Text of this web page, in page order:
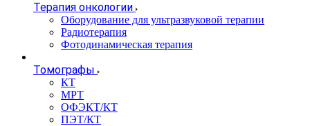
Терапия онкологии
Оборудование для ультразвуковой терапии
Радиотерапия
Фотодинамическая терапия
Томографы
КТ
МРТ
ОФЭКТ/КТ
ПЭТ/КТ